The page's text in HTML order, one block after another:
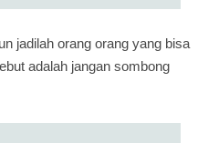
jadilah orang orang yang bisa
adalah jangan sombong